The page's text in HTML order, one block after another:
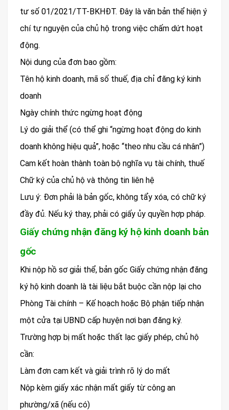
tư số 01/2021/TT-BKHĐT. Đây là văn bản thể hiện ý
chí tự nguyện của chủ hộ trong việc chấm dứt hoạt
động.
Nội dung của đơn bao gồm:
Tên hộ kinh doanh, mã số thuế, địa chỉ đăng ký kinh
doanh
Ngày chính thức ngừng hoạt động
Lý do giải thể (có thể ghi “ngừng hoạt động do kinh
doanh không hiệu quả”, hoặc “theo nhu cầu cá nhân”)
Cam kết hoàn thành toàn bộ nghĩa vụ tài chính, thuế
Chữ ký của chủ hộ và thông tin liên hệ
Lưu ý: Đơn phải là bản gốc, không tẩy xóa, có chữ ký
đầy đủ. Nếu ký thay, phải có giấy ủy quyền hợp pháp.
Giấy chứng nhận đăng ký hộ kinh doanh bản
gốc
Khi nộp hồ sơ giải thể, bản gốc Giấy chứng nhận đăng
ký hộ kinh doanh là tài liệu bắt buộc cần nộp lại cho
Phòng Tài chính – Kế hoạch hoặc Bộ phận tiếp nhận
một cửa tại UBND cấp huyện nơi bạn đăng ký.
Trường hợp bị mất hoặc thất lạc giấy phép, chủ hộ
cần:
Làm đơn cam kết và giải trình rõ lý do mất
Nộp kèm giấy xác nhận mất giấy từ công an
phường/xã (nếu có)